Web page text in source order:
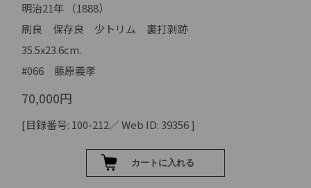
明治21年 （1888）
刷良 保存良 少トリム 裏打剥跡
35.5x23.6cm.
#066 藤原義孝
70,000円
[目録番号: 100-212／ Web ID: 39356 ]